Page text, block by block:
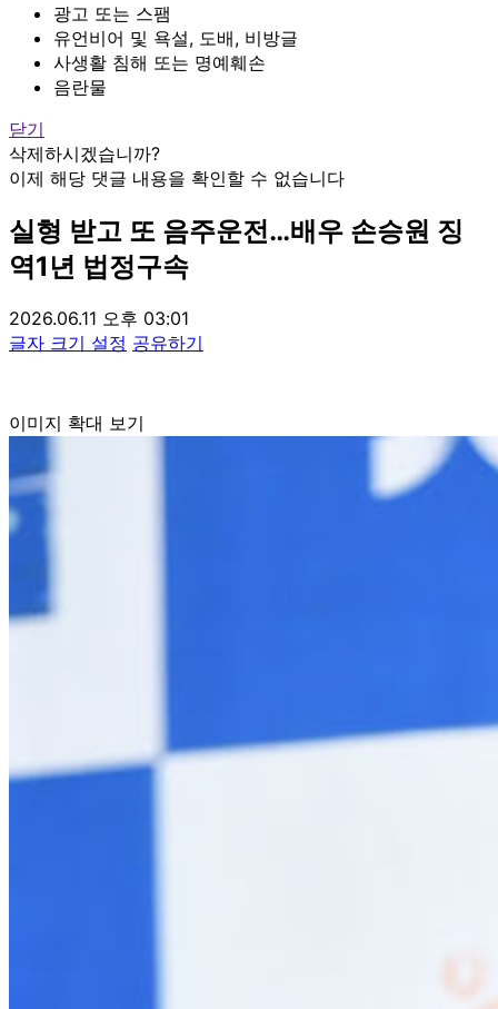
광고 또는 스팸
유언비어 및 욕설, 도배, 비방글
사생활 침해 또는 명예훼손
음란물
닫기
삭제하시겠습니까?
이제 해당 댓글 내용을 확인할 수 없습니다
실형 받고 또 음주운전…배우 손승원 징
역1년 법정구속
2026.06.11 오후 03:01
글자 크기 설정 공유하기
이미지 확대 보기